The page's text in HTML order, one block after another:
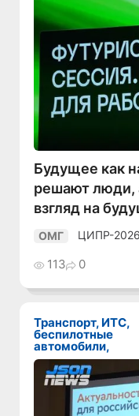
Будущее как
решают люди,
взгляд на
ОМГ ЦИПР-2026
113 0
Транспорт, ИТС,
беспилотные
автомобили,